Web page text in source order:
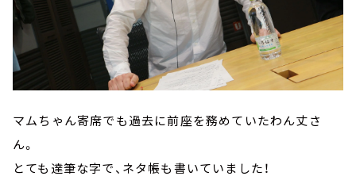
マムちゃん寄席でも過去に前座を務めていたわん丈さ
ん。
とても達筆な字で、ネタ帳も書いていました！